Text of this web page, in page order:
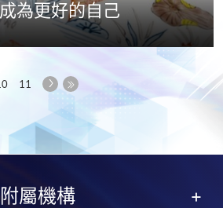
為更好的自己
11
下
最
屬機構